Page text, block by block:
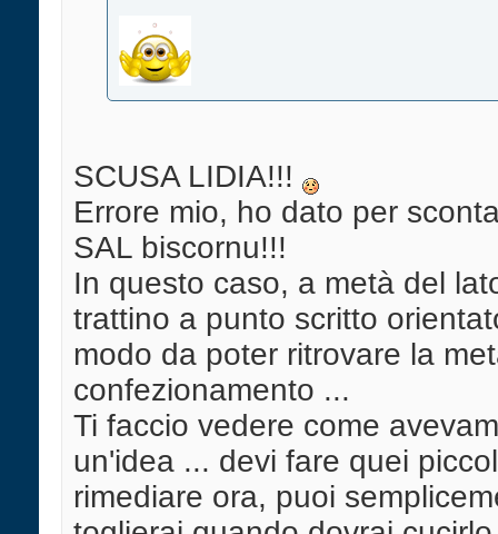
SCUSA LIDIA!!!
Errore mio, ho dato per
SAL biscornu!!!
In questo caso, a metà del
trattino a punto scritto
modo da poter ritrovare la
confezionamento ...
Ti faccio vedere come
un'idea ... devi fare quei
rimediare ora, puoi